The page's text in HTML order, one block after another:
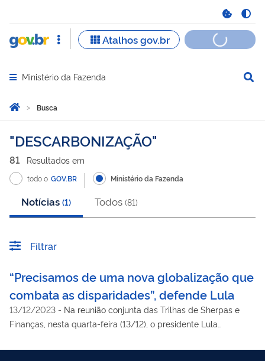
Abrir menu principal de navegação
Ministério da Fazenda
Você está aqui:
Página Inicial
Busca
Busca
DESCARBONIZAÇÃO
81 Resultados em
todo o GOV.BR Ministério da Fazenda
Notícias (1) Todos (81)
Filtrar
“Precisamos de uma nova globalização que
combata as disparidades”, defende Lula
13/12/2023 - Na reunião conjunta das Trilhas de Sherpas e
Finanças, nesta quarta-feira (13/12), o presidente Lula
desenvolvimento sustentável como prioridades da presidência